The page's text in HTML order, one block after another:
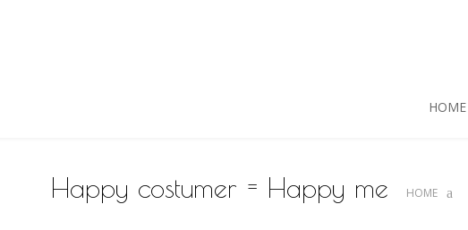
HOME
Happy costumer = Happy me HOME